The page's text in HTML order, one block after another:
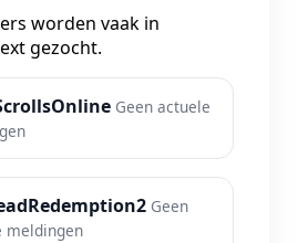
worden vaak in
gezocht.
Geen actuele
Geen
meldingen